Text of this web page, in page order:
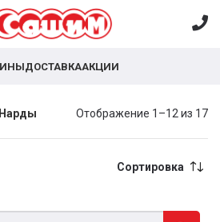
ДОСТАВКААКЦИИ
Нарды Отображение 1–12 из 17
Сортировка